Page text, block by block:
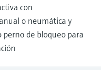
con
o neumática y
perno de bloqueo para